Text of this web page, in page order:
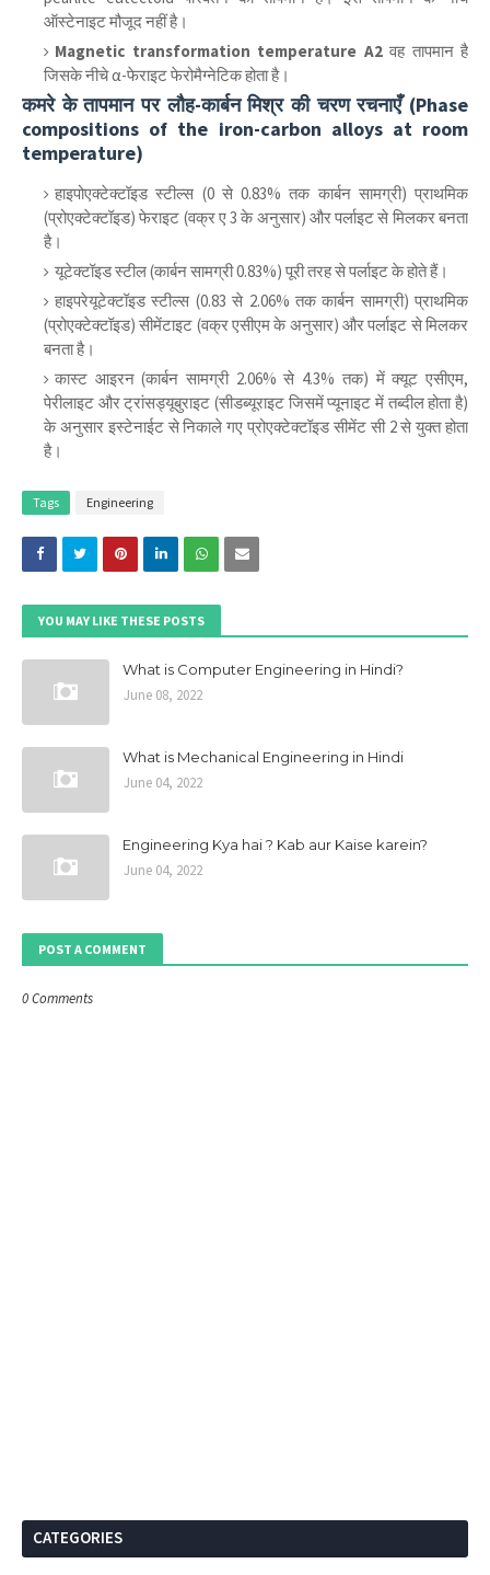
ऑस्टेनाइट मौजूद नहीं है।
Magnetic transformation temperature A2 वह तापमान है
जिसके नीचे α-फेराइट फेरोमैग्नेटिक होता है।
कमरे के तापमान पर लौह-कार्बन मिश्र की चरण रचनाएँ (Phase
compositions of the iron-carbon alloys at room
temperature)
हाइपोएक्टेक्टॉइड स्टील्स (0 से 0.83% तक कार्बन सामग्री) प्राथमिक
(प्रोएक्टेक्टॉइड) फेराइट (वक्र ए 3 के अनुसार) और पर्लाइट से मिलकर बनता
है।
यूटेक्टॉइड स्टील (कार्बन सामग्री 0.83%) पूरी तरह से पर्लाइट के होते हैं।
हाइपरेयूटेक्टॉइड स्टील्स (0.83 से 2.06% तक कार्बन सामग्री) प्राथमिक
(प्रोएक्टेक्टॉइड) सीमेंटाइट (वक्र एसीएम के अनुसार) और पर्लाइट से मिलकर
बनता है।
कास्ट आइरन (कार्बन सामग्री 2.06% से 4.3% तक) में क्यूट एसीएम,
पेरीलाइट और ट्रांसड्यूबुराइट (सीडब्यूराइट जिसमें प्यूनाइट में तब्दील होता है)
के अनुसार इस्टेनाईट से निकाले गए प्रोएक्टेक्टॉइड सीमेंट सी 2 से युक्त होता
है।
Tags Engineering
YOU MAY LIKE THESE POSTS
What is Computer Engineering in Hindi?
June 08, 2022
What is Mechanical Engineering in Hindi
June 04, 2022
Engineering Kya hai ? Kab aur Kaise karein?
June 04, 2022
POST A COMMENT
0 Comments
CATEGORIES